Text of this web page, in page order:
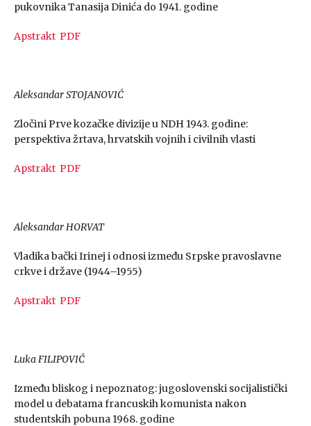
pukovnika Tanasija Dinića do 1941. godine
Apstrakt PDF
Aleksandar STOJANOVIĆ
Zločini Prve kozačke divizije u NDH 1943. godine:
perspektiva žrtava, hrvatskih vojnih i civilnih vlasti
Apstrakt PDF
Aleksandar HORVAT
Vladika bački Irinej i odnosi između Srpske pravoslavne
crkve i države (1944–1955)
Apstrakt PDF
Luka FILIPOVIĆ
Između bliskog i nepoznatog: jugoslovenski socijalistički
model u debatama francuskih komunista nakon
studentskih pobuna 1968. godine